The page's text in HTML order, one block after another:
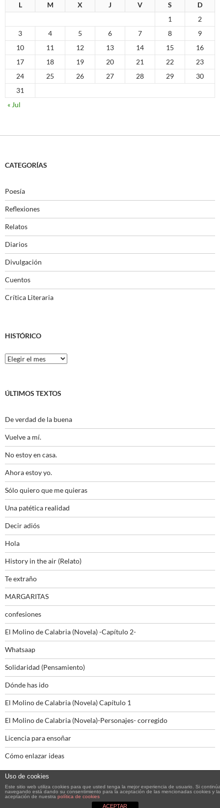
L M X J V S
D
1
2
3
4 5 6 7 8
9
10
11 12 13 14 15
16
17
18 19 20 21 22
23
24
25 26 27 28 29
30
31
« Jul
CATEGORÍAS
Poesía
Reflexiones
Relatos
Diarios
Divulgación
Cuentos
Crítica Literaria
HISTÓRICO
Histórico
ÚLTIMOS TEXTOS
De verdad de la buena
Vuelve a mí.
No estoy en casa.
Ahora estoy yo.
Sólo quiero que me quieras
Una patética realidad
Decir adiós
Hola
History in the air (Relato)
Te extraño
MARGARITAS
confesiones
El Molino de Calabria (Novela) -Capítulo 2-
Whatsaap
Solidaridad (Pensamiento)
Dónde has ido
El Molino de Calabria (Novela) Capítulo 1
El Molino de Calabria (Novela)-Personajes- corregido
Licencia para ensoñar
Cómo enlazar ideas
Funciona gracias a WordPress
Uso de cookies
Este sitio web utiliza cookies para que usted tenga la mejor experiencia de usuario. Si
navegando está dando su consentimiento para la aceptación de las mencionadas cookies y la
aceptación de nuestra política de cookies
ACEPTAR